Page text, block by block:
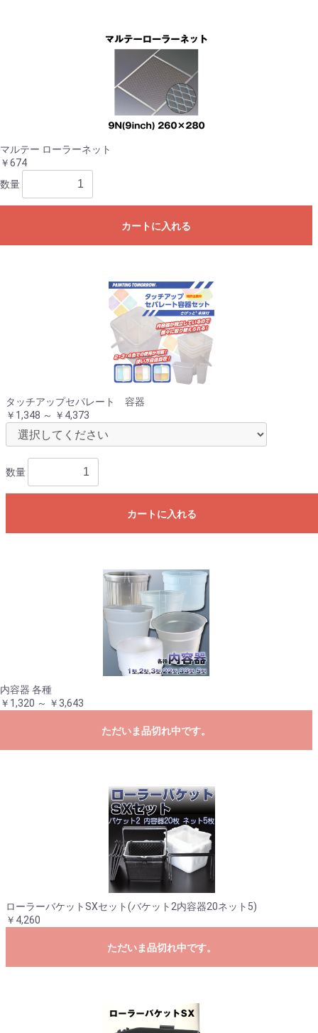
マルテー ローラーネット
￥674
数量
カートに入れる
タッチアップセパレート 容器
￥1,348 ～ ￥4,373
数量
カートに入れる
内容器 各種
￥1,320 ～ ￥3,643
ただいま品切れ中です。
ローラーバケットSXセット(バケット2内容器20ネット5)
￥4,260
ただいま品切れ中です。